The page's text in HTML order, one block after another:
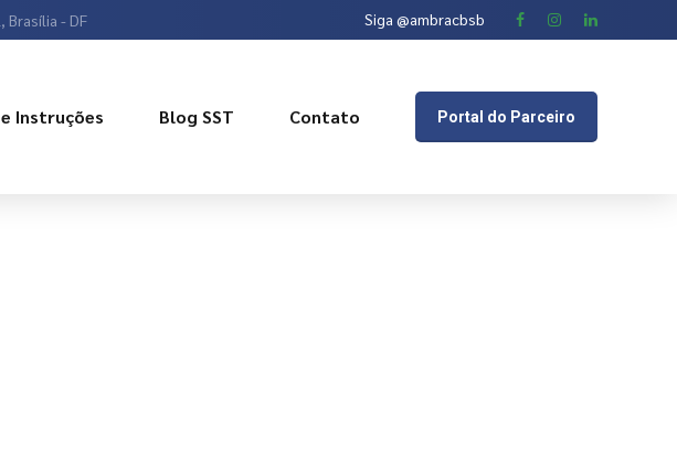
Brasília - DF Siga @ambracbsb
Portal do Parceiro
Instruções Blog SST Contato